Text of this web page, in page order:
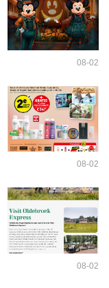
08-02
08-02
08-02